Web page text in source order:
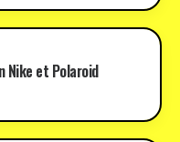
Nike et Polaroid